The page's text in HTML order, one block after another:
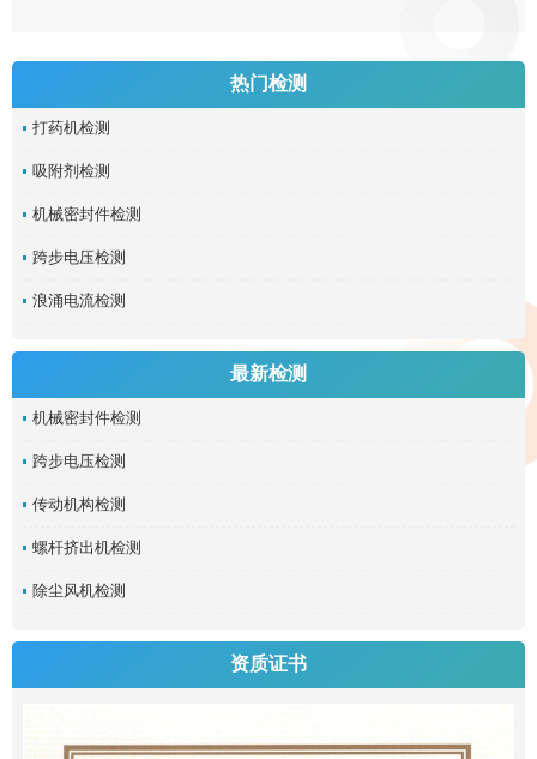
热门检测
打药机检测
吸附剂检测
机械密封件检测
跨步电压检测
浪涌电流检测
最新检测
机械密封件检测
跨步电压检测
传动机构检测
螺杆挤出机检测
除尘风机检测
资质证书